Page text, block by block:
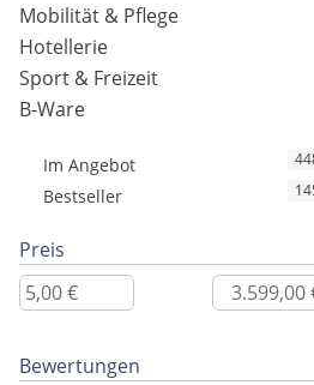
Mobilität & Pflege
Hotellerie
Sport & Freizeit
B-Ware
Im Angebot
Bestseller
Preis
Bewertungen